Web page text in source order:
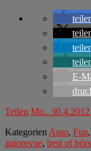
E-
Teilen Mo.. 30.4.2012
Kategorien Auto, Fun,
autorevue, best of